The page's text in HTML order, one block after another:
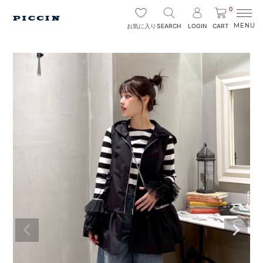
お気に入り SEARCH LOGIN
0
CART